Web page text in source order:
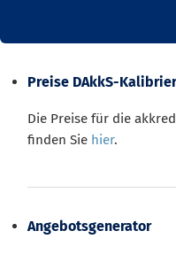
Preise DAkkS-
Die Preise für die
finden Sie hier.
Angebotsgenerator